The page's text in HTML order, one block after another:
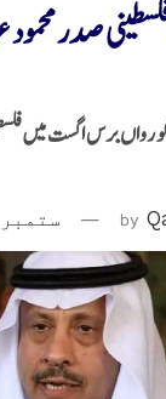
صدر محمود
رواں برس اگست میں
by ستمبر 29, 2023